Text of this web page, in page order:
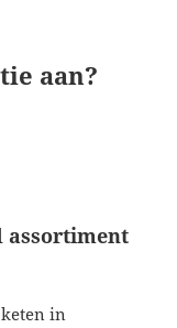
aan?
assortiment
in